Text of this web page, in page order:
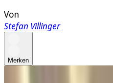
Von
Stefan Villinger
Merken